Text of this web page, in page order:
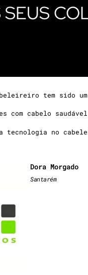
tem sido
com cabelo
tecnologia no
Dora Morgado
Santarém